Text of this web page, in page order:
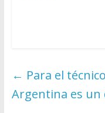
← Para el
Argentina es un